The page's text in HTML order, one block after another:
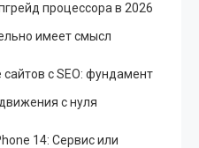
процессора в 2026
имеет смысл
с SEO: фундамент
с нуля
14: Сервис или